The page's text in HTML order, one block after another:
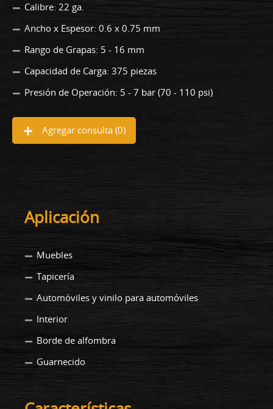
Calibre: 22 ga.
Ancho x Espesor: 0.6 x 0.75 mm
Rango de Grapas: 5 - 16 mm
Capacidad de Carga: 375 piezas
Presión de Operación: 5 - 7 bar (70 - 110 psi)
Agregar consulta (0)
Aplicación
Muebles
Tapicería
Automóviles y vinilo para automóviles
Interior
Borde de alfombra
Guarnecido